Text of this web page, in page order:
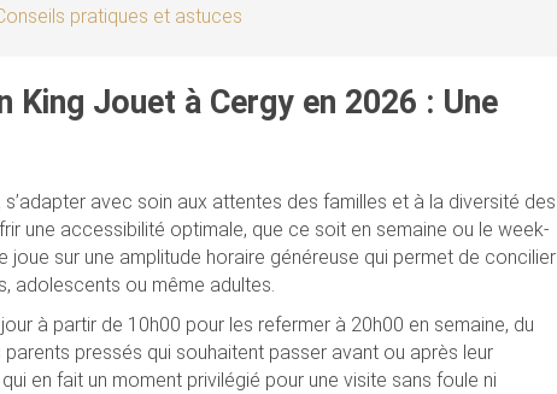
pratiques et astuces
King Jouet à Cergy en 2026 : Une
avec soin aux attentes des familles et à la diversité des
une accessibilité optimale, que ce soit en semaine ou le week-
sur une amplitude horaire généreuse qui permet de concilier
adolescents ou même adultes.
à partir de 10h00 pour les refermer à 20h00 en semaine, du
pressés qui souhaitent passer avant ou après leur
en fait un moment privilégié pour une visite sans foule ni